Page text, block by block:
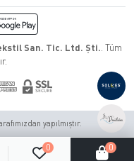
0 0
San. Tic. Ltd. Şti. . Tüm
yapılmıştır.